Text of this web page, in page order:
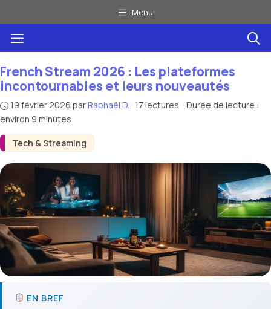
au
contenu
Menu
Menu
Tech & Streaming
French Stream 2026 : Les plateformes
incontournables et leurs nouveautés
19 février 2026 par Raphaël D. · 17 lectures · Durée de lecture :
environ 9 minutes
EN BREF